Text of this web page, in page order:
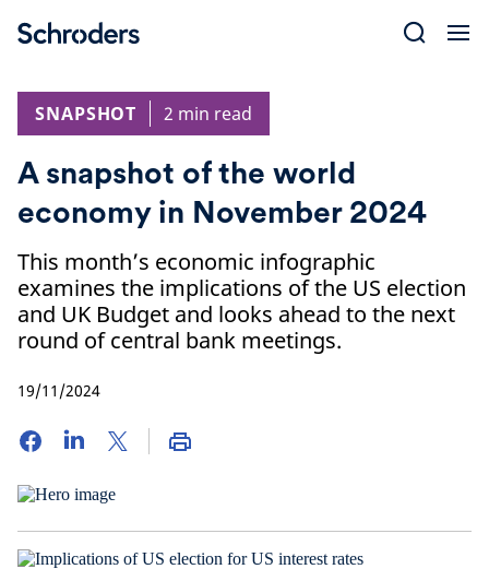
SNAPSHOT
2 min read
A snapshot of the world
economy in November 2024
This month’s economic infographic
examines the implications of the US election
and UK Budget and looks ahead to the next
round of central bank meetings.
19/11/2024